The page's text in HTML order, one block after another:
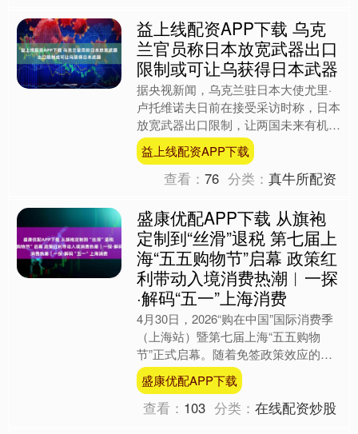
益上线配资APP下载 乌克
兰官员称日本放宽武器出口
限制或可让乌获得日本武器
据央视新闻，乌克兰驻日本大使尤里·
卢托维诺夫日前在接受采访时称，日本
放宽武器出口限制，让两国未来有机会
就日本向乌克兰出口军事装备举行对
话。卢托维诺夫称，“印太地....
益上线配资APP下载
查看：76 分类：真牛所配资
盛康优配APP下载 从旗袍
定制到“丝滑”退税 第七届上
海“五五购物节”启幕 政策红
利带动入境消费热潮︱一探
·解码“五一”上海消费
4月30日，2026“购在中国”国际消费季
（上海站）暨第七届上海“五五购物
节”正式启幕。随着免签政策效应的持
续释....
盛康优配APP下载
查看： 103 分类：在线配资炒股